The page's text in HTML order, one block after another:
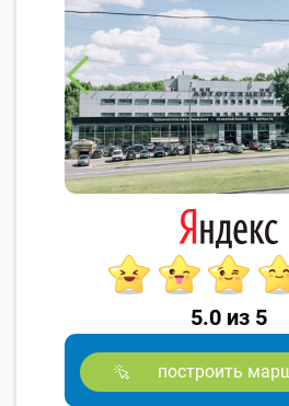
5.0 из 5
построить